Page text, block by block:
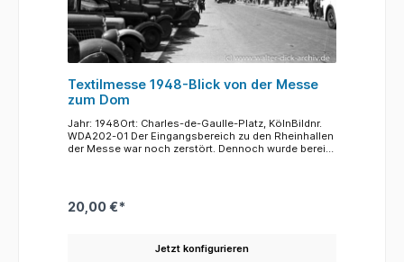
Textilmesse 1948-Blick von der Messe
zum Dom
Jahr: 1948Ort: Charles-de-Gaulle-Platz, KölnBildnr.
WDA202-01 Der Eingangsbereich zu den Rheinhallen
der Messe war noch zerstört. Dennoch wurde bereits
Turm wie auch der größte Teil der neoromanischen
Begleitarchitektur der Brücke (Architekt: Franz
20,00 €*
Jetzt konfigurieren